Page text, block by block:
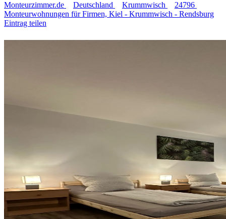
Monteurzimmer.de
Deutschland Krummwisch
24796
Monteurwohnungen für Firmen, Kiel - Krummwisch - Rendsburg
Eintrag teilen